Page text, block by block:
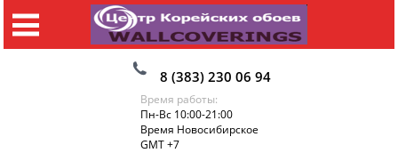
8 (383) 230 06 94
Время работы:
Пн-Вс 10:00-21:00
Время Новосибирское
GMT +7